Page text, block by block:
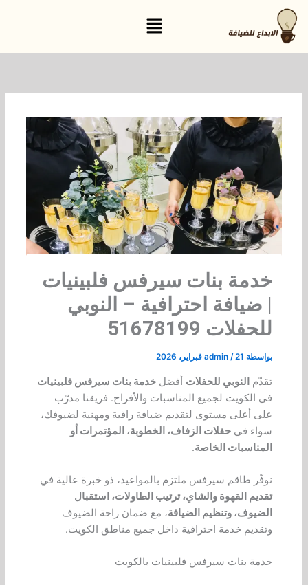
تخطي
إلى
المحتوى
القائمة
خدمة بنات سيرفس فلبينيات
| ضيافة احترافية – النوبي
للحفلات 51678199
بواسطة admin /21 فبراير، 2026
تقدّم النوبي للحفلات أفضلخدمة بنات سيرفس فلبينيات
في الكويت لجميع المناسبات والأفراح. فريقنا مدرّب
على أعلى مستوى لتقديم ضيافة راقية ومهنية لضيوفك،
سواء فيحفلات الزفاف، الخطوبة، المؤتمرات أو
المناسبات الخاصة.
نوفّر طاقم سيرفس ملتزم بالمواعيد، ذو خبرة عالية في
تقديم القهوة والشاي، ترتيب الطاولات، استقبال
الضيوف، وتنظيم الضيافة، مع ضمان راحة الضيوف
وتقديم خدمة احترافية داخل جميع مناطق الكويت.
خدمة بنات سيرفس فلبينيات بالكويت